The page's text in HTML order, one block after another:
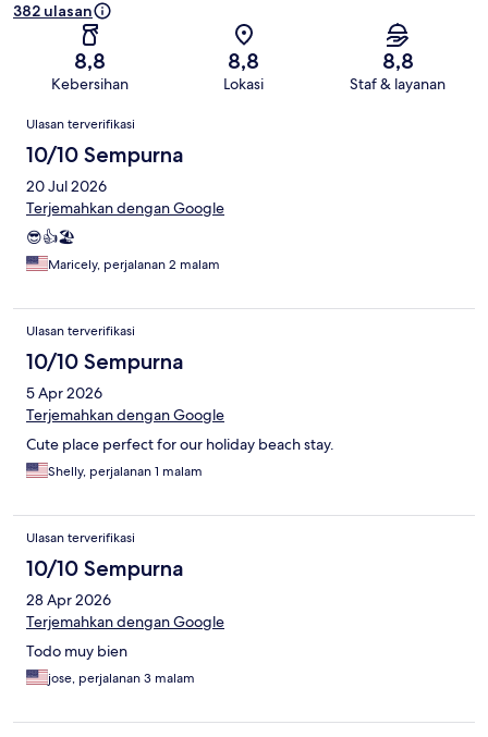
382 ulasan
8,8
Kebersihan
8,8
Lokasi
8,8
Staf & layanan
Ulasan
Ulasan terverifikasi
10/10 Sempurna
20 Jul 2026
Terjemahkan dengan Google
😎👍🏖️
Maricely, perjalanan 2 malam
Ulasan terverifikasi
10/10 Sempurna
5 Apr 2026
Terjemahkan dengan Google
Cute place perfect for our holiday beach stay.
Shelly, perjalanan 1 malam
Ulasan terverifikasi
10/10 Sempurna
28 Apr 2026
Terjemahkan dengan Google
Todo muy bien
jose, perjalanan 3 malam